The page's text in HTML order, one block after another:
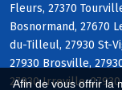
Afin de vous offrir la
Fleurs, 27370
Bosnormand, 27670
du-Tilleul, 27930 St-
27930 Brosville,
27930 Irreville,